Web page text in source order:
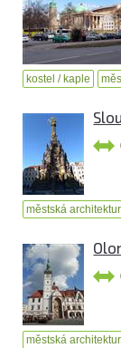
kostel / kaple
městská
městská